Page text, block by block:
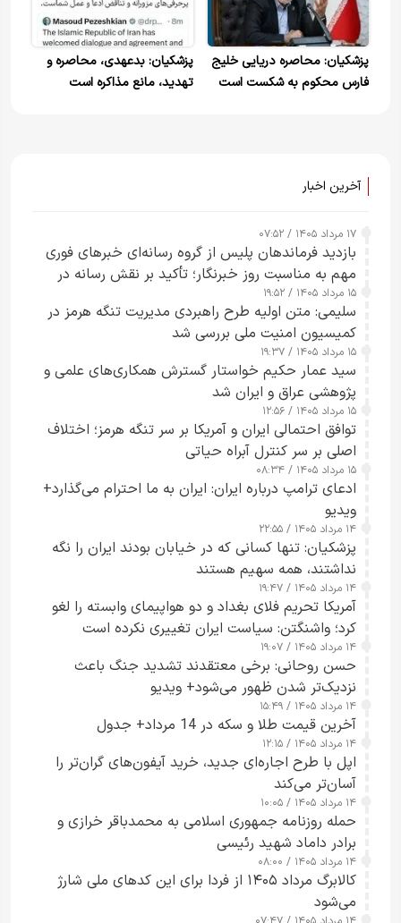
پزشکیان: محاصره دریایی خلیج
فارس محکوم به شکست است
پزشکیان: بدعهدی، محاصره و
تهدید، مانع مذاکره است
آخرین اخبار
۱۷ مرداد ۱۴۰۵ / ۰۷:۵۲
بازدید فرماندهان پلیس از گروه رسانه‌ای خبرهای فوری
مهم به مناسبت روز خبرنگار؛ تأکید بر نقش رسانه در
تقویت امنیت و اعتماد عمومی
۱۵ مرداد ۱۴۰۵ / ۱۹:۵۲
سلیمی: متن اولیه طرح راهبردی مدیریت تنگه هرمز در
کمیسیون امنیت ملی بررسی شد
۱۵ مرداد ۱۴۰۵ / ۱۹:۳۷
سید عمار حکیم خواستار گسترش همکاری‌های علمی و
پژوهشی عراق و ایران شد
۱۵ مرداد ۱۴۰۵ / ۱۲:۵۶
توافق احتمالی ایران و آمریکا بر سر تنگه هرمز؛ اختلاف
اصلی بر سر کنترل آبراه حیاتی
۱۵ مرداد ۱۴۰۵ / ۰۸:۳۴
ادعای ترامپ درباره ایران: ایران به ما احترام می‌گذارد+
ویدیو
۱۴ مرداد ۱۴۰۵ / ۲۲:۵۵
پزشکیان: تنها کسانی که در خیابان بودند ایران را نگه
نداشتند، همه سهیم هستند
۱۴ مرداد ۱۴۰۵ / ۱۹:۴۷
آمریکا تحریم فلای بغداد و دو هواپیمای وابسته را لغو
کرد؛ واشنگتن: سیاست ایران تغییری نکرده است
۱۴ مرداد ۱۴۰۵ / ۱۹:۰۷
حسن روحانی: برخی معتقدند تشدید جنگ باعث
نزدیک‌تر شدن ظهور می‌شود+ ویدیو
۱۴ مرداد ۱۴۰۵ / ۱۵:۴۹
آخرین قیمت طلا و سکه در 14 مرداد+ جدول
۱۴ مرداد ۱۴۰۵ / ۱۲:۱۵
اپل با طرح اجاره‌ای جدید، خرید آیفون‌های گران‌تر را
آسان‌تر می‌کند
۱۴ مرداد ۱۴۰۵ / ۱۰:۰۵
حمله روزنامه جمهوری اسلامی به محمدباقر خرازی و
برادر داماد شهید رئیسی
۱۴ مرداد ۱۴۰۵ / ۰۸:۰۰
کالابرگ مرداد ۱۴۰۵ از فردا برای این کدهای ملی شارژ
می‌شود